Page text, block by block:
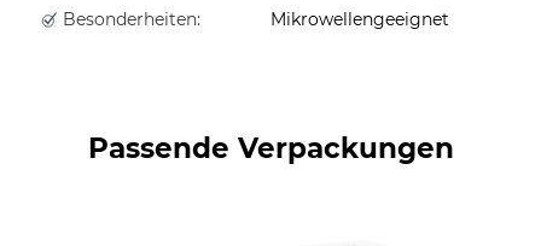
Besonderheiten:
Mikrowellengeeignet
Passende Verpackungen